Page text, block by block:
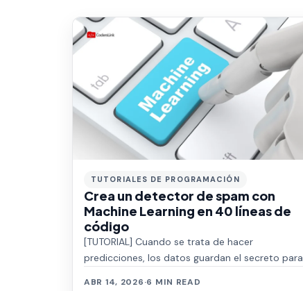
TUTORIALES DE PROGRAMACIÓN
Crea un detector de spam con
Machine Learning en 40 líneas de
código
[TUTORIAL] Cuando se trata de hacer
predicciones, los datos guardan el secreto para
ABR 14, 2026·6 MIN READ